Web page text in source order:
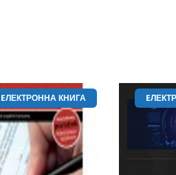
EЛЕКТРОННА КНИГА